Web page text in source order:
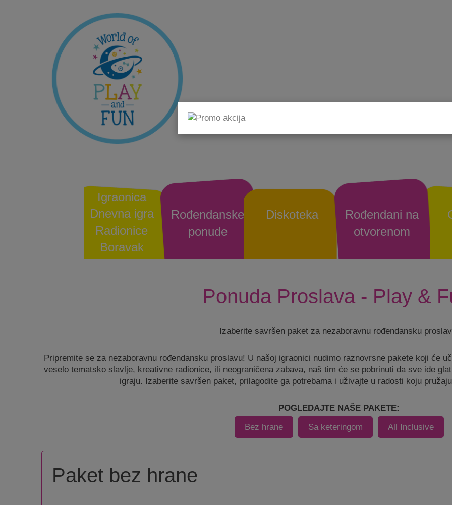
Igraonica
Dnevna igra
Radionice
Boravak
Rođendanske
ponude
Diskoteka
Rođendani na
otvorenom
Ponuda Proslava - Play &
Izaberite savršen paket za nezaboravnu rođendansku
Pripremite se za nezaboravnu rođendansku proslavu! U našoj igraonici nudimo raznovrsne pakete koji će
veselo tematsko slavlje, kreativne radionice, ili neograničena zabava, naš tim će se pobrinuti da sve ide
igraju. Izaberite savršen paket, prilagodite ga potrebama i uživajte u radosti koju
POGLEDAJTE NAŠE PAKETE:
Bez hrane
Sa keteringom All Inclusive
Paket bez hrane